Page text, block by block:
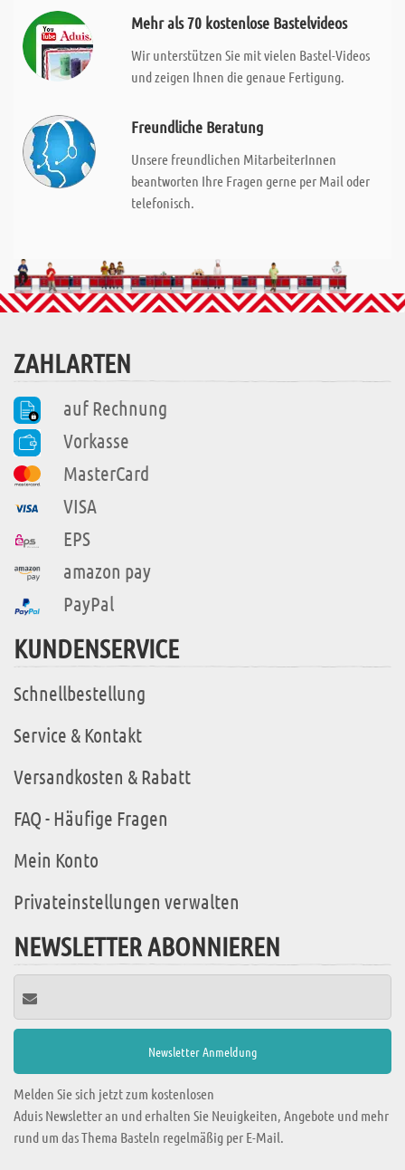
Mehr als 70 kostenlose Bastelvideos
Wir unterstützen Sie mit vielen Bastel-Videos
und zeigen Ihnen die genaue Fertigung.
Freundliche Beratung
Unsere freundlichen MitarbeiterInnen
beantworten Ihre Fragen gerne per Mail oder
telefonisch.
ZAHLARTEN
auf Rechnung
Vorkasse
MasterCard
VISA
EPS
amazon pay
PayPal
KUNDENSERVICE
Schnellbestellung
Service & Kontakt
Versandkosten & Rabatt
FAQ - Häufige Fragen
Mein Konto
Privateinstellungen verwalten
NEWSLETTER ABONNIEREN
Melden Sie sich jetzt zum kostenlosen
Aduis Newsletter an und erhalten Sie Neuigkeiten, Angebote und mehr
rund um das Thema Basteln regelmäßig per E-Mail.